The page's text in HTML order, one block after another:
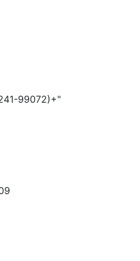
99072)+"